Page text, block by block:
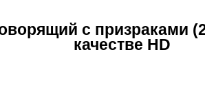
с призраками
качестве HD